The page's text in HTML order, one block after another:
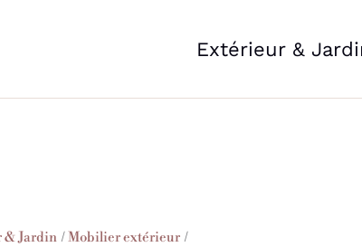
Extérieur &
& Jardin
Mobilier extérieur